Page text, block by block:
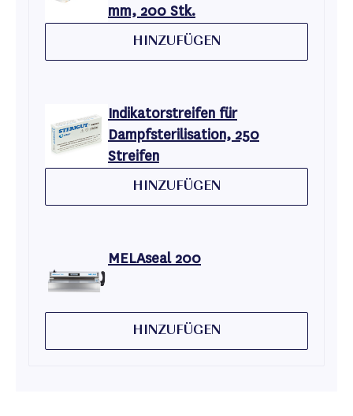
mm, 200 Stk.
HINZUFÜGEN
Indikatorstreifen für
Dampfsterilisation, 250
Streifen
HINZUFÜGEN
MELAseal 200
HINZUFÜGEN